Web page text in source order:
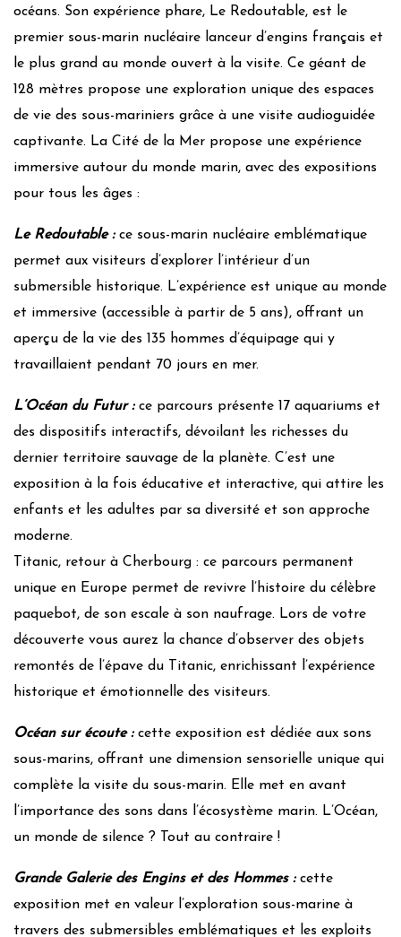
océans. Son expérience phare, Le Redoutable, est le
premier sous-marin nucléaire lanceur d’engins français et
le plus grand au monde ouvert à la visite. Ce géant de
128 mètres propose une exploration unique des espaces
de vie des sous-mariniers grâce à une visite audioguidée
captivante. La Cité de la Mer propose une expérience
immersive autour du monde marin, avec des expositions
pour tous les âges :
Le Redoutable : ce sous-marin nucléaire emblématique
permet aux visiteurs d’explorer l’intérieur d’un
submersible historique. L’expérience est unique au monde
et immersive (accessible à partir de 5 ans), offrant un
aperçu de la vie des 135 hommes d’équipage qui y
travaillaient pendant 70 jours en mer.
L’Océan du Futur : ce parcours présente 17 aquariums et
des dispositifs interactifs, dévoilant les richesses du
dernier territoire sauvage de la planète. C’est une
exposition à la fois éducative et interactive, qui attire les
enfants et les adultes par sa diversité et son approche
moderne.
Titanic, retour à Cherbourg : ce parcours permanent
unique en Europe permet de revivre l’histoire du célèbre
paquebot, de son escale à son naufrage. Lors de votre
découverte vous aurez la chance d’observer des objets
remontés de l’épave du Titanic, enrichissant l’expérience
historique et émotionnelle des visiteurs.
Océan sur écoute : cette exposition est dédiée aux sons
sous-marins, offrant une dimension sensorielle unique qui
complète la visite du sous-marin. Elle met en avant
l’importance des sons dans l’écosystème marin. L’Océan,
un monde de silence ? Tout au contraire !
Grande Galerie des Engins et des Hommes : cette
exposition met en valeur l’exploration sous-marine à
travers des submersibles emblématiques et les exploits